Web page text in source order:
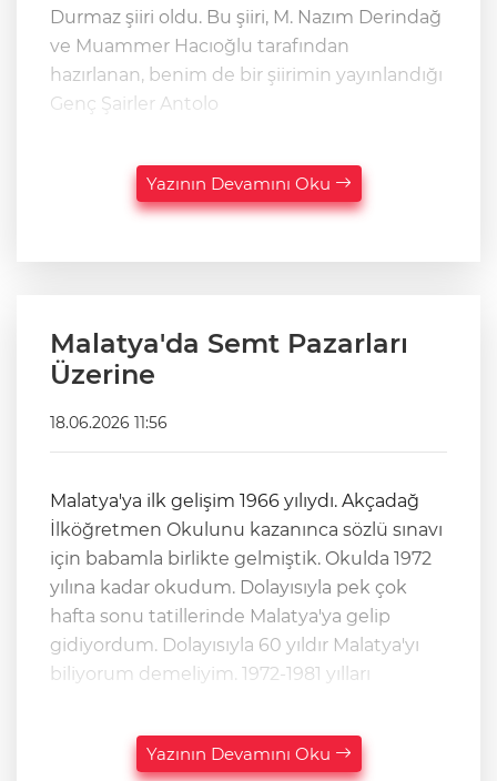
Durmaz şiiri oldu. Bu şiiri, M. Nazım Derindağ
ve Muammer Hacıoğlu tarafından
hazırlanan, benim de bir şiirimin yayınlandığı
Genç Şairler Antolo
Yazının Devamını Oku
Malatya'da Semt Pazarları
Üzerine
18.06.2026 11:56
Malatya'ya ilk gelişim 1966 yılıydı. Akçadağ
İlköğretmen Okulunu kazanınca sözlü sınavı
için babamla birlikte gelmiştik. Okulda 1972
yılına kadar okudum. Dolayısıyla pek çok
hafta sonu tatillerinde Malatya'ya gelip
gidiyordum. Dolayısıyla 60 yıldır Malatya'yı
biliyorum demeliyim. 1972-1981 yılları
Yazının Devamını Oku